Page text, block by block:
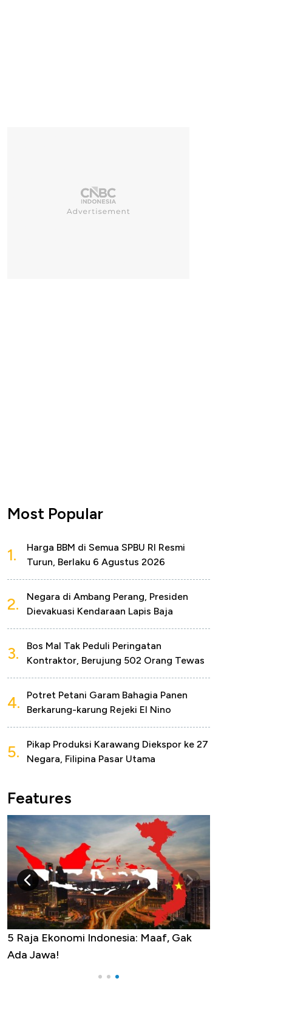
Most Popular
1.
Harga BBM di Semua SPBU RI Resmi
Turun, Berlaku 6 Agustus 2026
2.
Negara di Ambang Perang, Presiden
Dievakuasi Kendaraan Lapis Baja
3.
Bos Mal Tak Peduli Peringatan
Kontraktor, Berujung 502 Orang Tewas
4.
Potret Petani Garam Bahagia Panen
Berkarung-karung Rejeki El Nino
5.
Pikap Produksi Karawang Diekspor ke 27
Negara, Filipina Pasar Utama
Features
5 Raja Ekonomi Indonesia: Maaf, Gak
Ada Jawa!